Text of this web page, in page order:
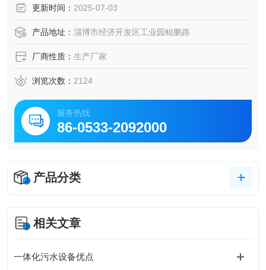
废水的处理和回用。
更新时间： 2025-07-03
产品地址： 淄博市经济开发区工业园鲲鹏路
厂商性质： 生产厂家
浏览次数： 2124
服务热线
86-0533-2092000
产品分类
相关文章
一体化污水设备优点